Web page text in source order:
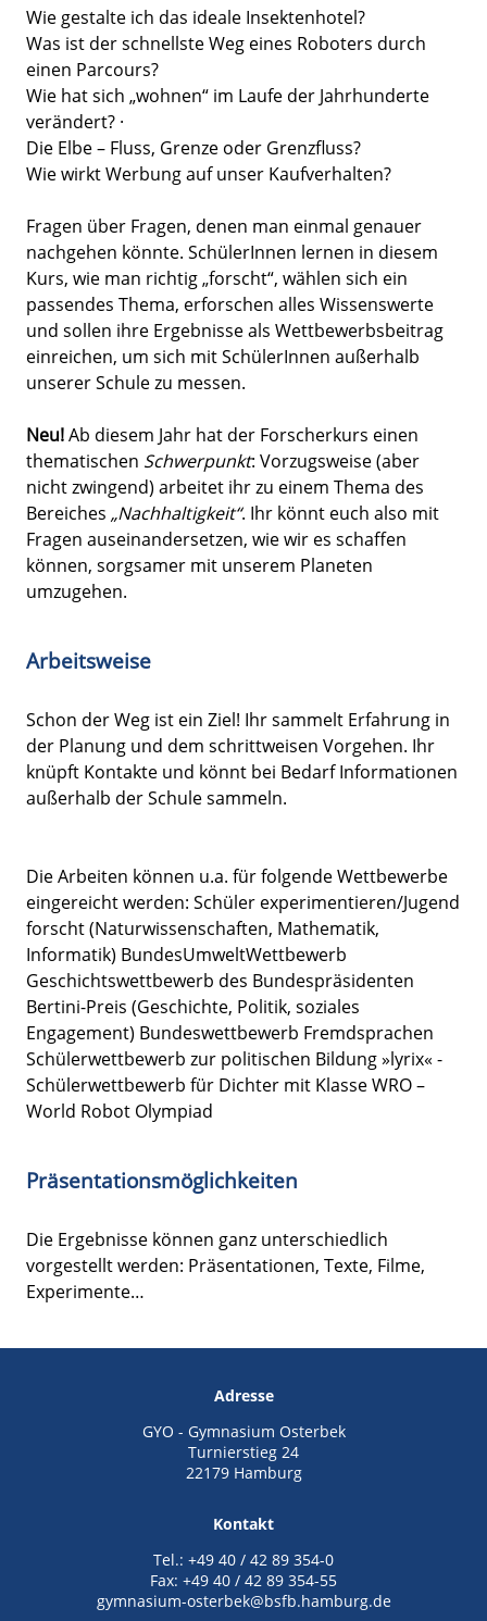
Wie gestalte ich das ideale Insektenhotel?
Was ist der schnellste Weg eines Roboters durch
einen Parcours?
Wie hat sich „wohnen“ im Laufe der Jahrhunderte
verändert? ·
Die Elbe – Fluss, Grenze oder Grenzfluss?
Wie wirkt Werbung auf unser Kaufverhalten?
Fragen über Fragen, denen man einmal genauer
nachgehen könnte. SchülerInnen lernen in diesem
Kurs, wie man richtig „forscht“, wählen sich ein
passendes Thema, erforschen alles Wissenswerte
und sollen ihre Ergebnisse als Wettbewerbsbeitrag
einreichen, um sich mit SchülerInnen außerhalb
unserer Schule zu messen.
Neu!Ab diesem Jahr hat der Forscherkurs einen
thematischen Schwerpunkt: Vorzugsweise (aber
nicht zwingend) arbeitet ihr zu einem Thema des
Bereiches „Nachhaltigkeit“. Ihr könnt euch also mit
Fragen auseinandersetzen, wie wir es schaffen
können, sorgsamer mit unserem Planeten
umzugehen.
Arbeitsweise
Schon der Weg ist ein Ziel! Ihr sammelt Erfahrung in
der Planung und dem schrittweisen Vorgehen. Ihr
knüpft Kontakte und könnt bei Bedarf Informationen
außerhalb der Schule sammeln.
Die Arbeiten können u.a. für folgende Wettbewerbe
eingereicht werden: Schüler experimentieren/Jugend
forscht (Naturwissenschaften, Mathematik,
Informatik) BundesUmweltWettbewerb
Geschichtswettbewerb des Bundespräsidenten
Bertini-Preis (Geschichte, Politik, soziales
Engagement) Bundeswettbewerb Fremdsprachen
Schülerwettbewerb zur politischen Bildung »lyrix« -
Schülerwettbewerb für Dichter mit Klasse WRO –
World Robot Olympiad
Präsentationsmöglichkeiten
Die Ergebnisse können ganz unterschiedlich
vorgestellt werden: Präsentationen, Texte, Filme,
Experimente…
Adresse
GYO - Gymnasium Osterbek
Turnierstieg 24
22179 Hamburg
Kontakt
Tel.: +49 40 / 42 89 354-0
Fax: +49 40 / 42 89 354-55
gymnasium-osterbek@bsfb.hamburg.de